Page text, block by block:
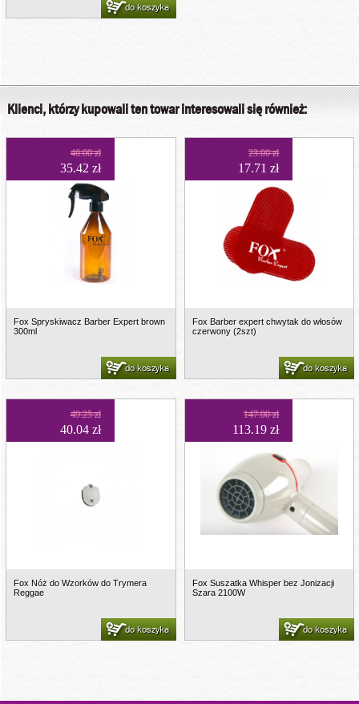
do koszyka
Klienci, którzy kupowali ten towar interesowali się również:
46.00 zł
35.42 zł
Fox Spryskiwacz Barber Expert brown
300ml
do koszyka
23.00 zł
17.71 zł
Fox Barber expert chwytak do włosów
czerwony (2szt)
do koszyka
49.25 zł
40.04 zł
Fox Nóż do Wzorków do Trymera
Reggae
do koszyka
147.00 zł
113.19 zł
Fox Suszatka Whisper bez Jonizacji
Szara 2100W
do koszyka